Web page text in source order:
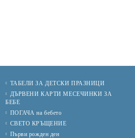
ТАБЕЛИ ЗА ДЕТСКИ ПРАЗНИЦИ
ДЪРВЕНИ КАРТИ МЕСЕЧИНКИ ЗА
БЕБЕ
ПОГАЧА на бебето
СВЕТО КРЪЩЕНИЕ
Първи рожден ден